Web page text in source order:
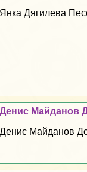
Янка Дягилева
Денис Майданов
Денис Майданов